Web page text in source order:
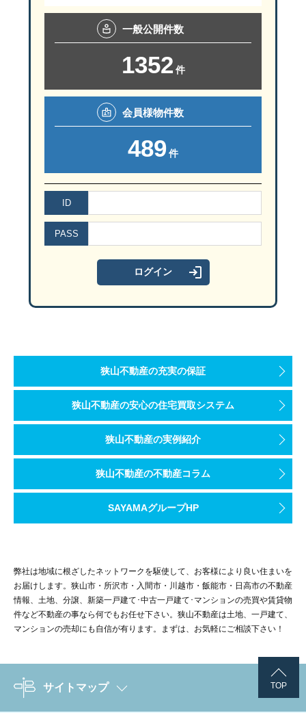
一般公開件数
1352 件
会員様物件数
489件
ID
PASS
狭山不動産の充実の保証
狭山不動産の安心の住宅買取システム
狭山不動産の実例紹介
狭山不動産の不動産コラム
SAYAMAグループHP
弊社は地域に根ざしたネットワークを駆使して、お客様により良い住まいを
お届けします。狭山市・所沢市・入間市・川越市・飯能市・日高市の不動産
情報、土地、分譲、新築一戸建て･中古一戸建て･マンションの売買や賃貸物
件など不動産の事なら何でもお任せ下さい。狭山不動産は土地、一戸建て、
マンションの売却にも自信が有ります。まずは、お気軽にご相談下さい！
TOP
サイトマップ